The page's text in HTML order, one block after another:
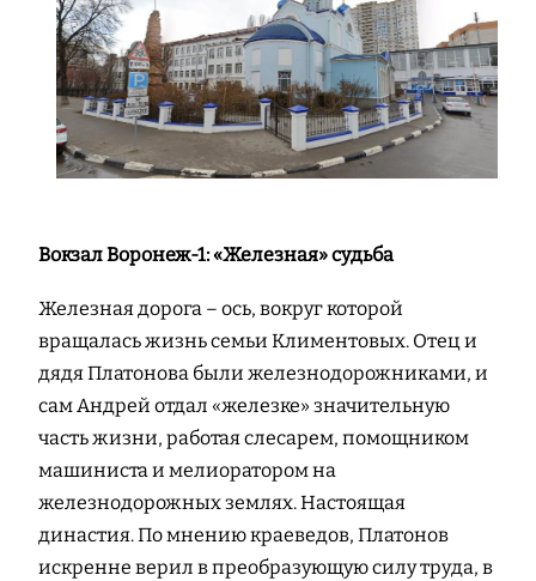
Вокзал Воронеж-1: «Железная» судьба
Железная дорога – ось, вокруг которой
вращалась жизнь семьи Климентовых. Отец и
дядя Платонова были железнодорожниками, и
сам Андрей отдал «железке» значительную
часть жизни, работая слесарем, помощником
машиниста и мелиоратором на
железнодорожных землях. Настоящая
династия. По мнению краеведов, Платонов
искренне верил в преобразующую силу труда, в